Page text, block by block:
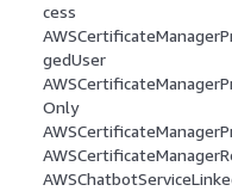
cess
gedUser
Only